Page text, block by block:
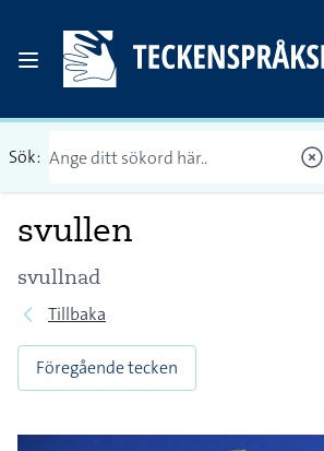
Sök:
svullen
svullnad
Tillbaka
Föregående tecken